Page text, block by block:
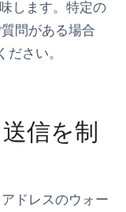
します。特定の
問がある場合
さい。
信を制
ドレスのウォー